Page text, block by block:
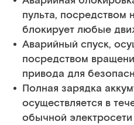
пульта, посредством
блокирует любые
Аварийный спуск,
посредством
привода для
Полная зарядка
осуществляется в
обычной